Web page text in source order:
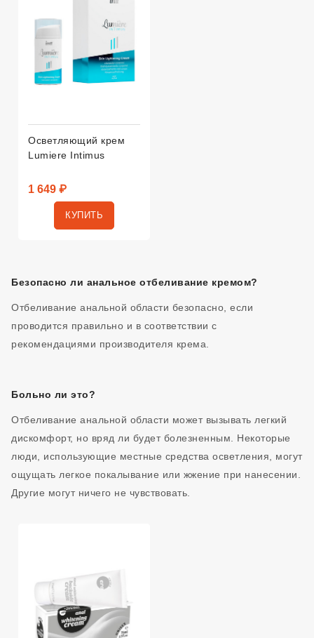
Осветляющий крем
Lumiere Intimus
1 649 ₽
КУПИТЬ
Безопасно ли анальное отбеливание кремом?
Отбеливание анальной области безопасно, если
проводится правильно и в соответствии с
рекомендациями производителя крема.
Больно ли это?
Отбеливание анальной области может вызывать легкий
дискомфорт, но вряд ли будет болезненным. Некоторые
люди, использующие местные средства осветления, могут
ощущать легкое покалывание или жжение при нанесении.
Другие могут ничего не чувствовать.